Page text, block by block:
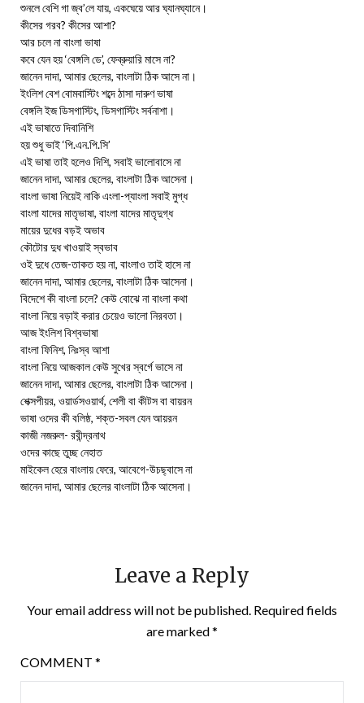
শুনলে বেশি গা জ্ব’লে যায়, একঘেয়ে আর ঘ্যানঘ্যানে।
কীসের গরব? কীসের আশা?
আর চলে না বাংলা ভাষা
কবে যেন হয় ‘বেঙ্গলি ডে’, ফেব্রুয়ারি মাসে না?
জানেন দাদা, আমার ছেলের, বাংলাটা ঠিক আসে না।
ইংলিশ বেশ বোমবাস্টিং শব্দে ঠাসা দারুণ ভাষা
বেঙ্গলি ইজ ডিসগাস্টিং, ডিসগাস্টিং সর্বনাশা।
এই ভাষাতে দিবানিশি
হয় শুধু ভাই ‘পি.এন.পি.সি’
এই ভাষা তাই হলেও দিশি, সবাই ভালোবাসে না
জানেন দাদা, আমার ছেলের, বাংলাটা ঠিক আসেনা।
বাংলা ভাষা নিয়েই নাকি এংলা-প্যাংলা সবাই মুগ্ধ
বাংলা যাদের মাতৃভাষা, বাংলা যাদের মাতৃদুগ্ধ
মায়ের দুধের বড়ই অভাব
কৌটোর দুধ খাওয়াই স্বভাব
ওই দুধে তেজ-তাকত হয় না, বাংলাও তাই হাসে না
জানেন দাদা, আমার ছেলের, বাংলাটা ঠিক আসেনা।
বিদেশে কী বাংলা চলে? কেউ বোঝে না বাংলা কথা
বাংলা নিয়ে বড়াই করার চেয়েও ভালো নিরবতা।
আজ ইংলিশ বিশ্বভাষা
বাংলা ফিনিশ, নিঃস্ব আশা
বাংলা নিয়ে আজকাল কেউ সুখের স্বর্গে ভাসে না
জানেন দাদা, আমার ছেলের, বাংলাটা ঠিক আসেনা।
শেক্সপীয়র, ওয়ার্ডসওয়ার্থ, শেলী বা কীটস বা বায়রন
ভাষা ওদের কী বলিষ্ঠ, শক্ত-সবল যেন আয়রন
কাজী নজরুল- রবীন্দ্রনাথ
ওদের কাছে তুচ্ছ নেহাত
মাইকেল হেরে বাংলায় ফেরে, আবেগে-উচছ্বাসে না
জানেন দাদা, আমার ছেলের বাংলাটা ঠিক আসেনা।
Leave a Reply
Your email address will not be published. Required fields
are marked*
COMMENT *